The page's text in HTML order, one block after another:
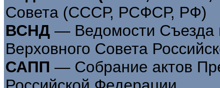
Совета (СССР, РСФСР, РФ)
ВСНД — Ведомости Съезда
Верховного Совета
САПП — Собрание актов